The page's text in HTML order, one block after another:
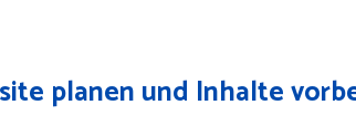
planen und Inhalte